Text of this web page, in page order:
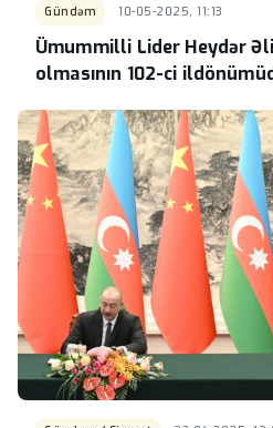
Gündəm 10-05-2025, 11:13
Ümummilli Lider Heydər
olmasının 102-ci